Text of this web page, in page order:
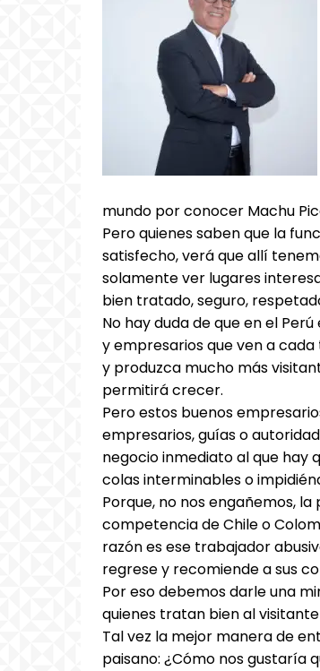
mundo por conocer Machu
Pero quienes saben que la
satisfecho, verá que allí
solamente ver lugares
bien tratado, seguro,
No hay duda de que en el
y empresarios que ven a
y produzca mucho más
permitirá crecer.
Pero estos buenos
empresarios, guías o
negocio inmediato al que hay
colas interminables o
Porque, no nos engañemos,
competencia de Chile o
razón es ese trabajador
regrese y recomiende a sus
Por eso debemos darle una
quienes tratan bien al
Tal vez la mejor manera de
paisano: ¿Cómo nos gustaría